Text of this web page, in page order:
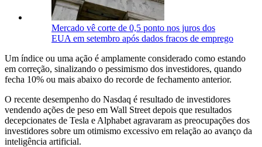
Mercado vê corte de 0,5 ponto nos juros dos
EUA em setembro após dados fracos de emprego
Um índice ou uma ação é amplamente considerado como estando
em correção, sinalizando o pessimismo dos investidores, quando
fecha 10% ou mais abaixo do recorde de fechamento anterior.
O recente desempenho do Nasdaq é resultado de investidores
vendendo ações de peso em Wall Street depois que resultados
decepcionates de Tesla e Alphabet agravaram as preocupações dos
investidores sobre um otimismo excessivo em relação ao avanço da
inteligência artificial.